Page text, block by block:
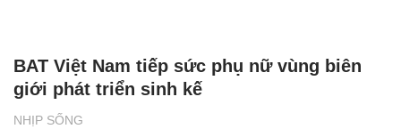
NHỊP SỐNG
BAT Việt Nam tiếp sức phụ nữ vùng biên
giới phát triển sinh kế